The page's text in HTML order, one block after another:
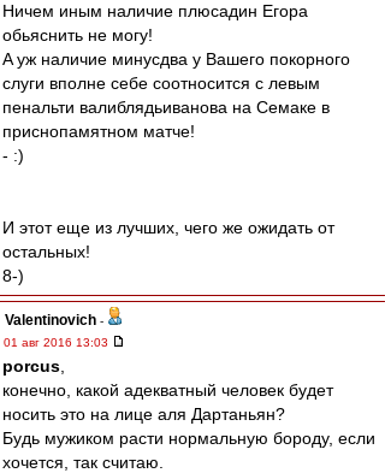
Ничем иным нaличие плюсaдин Егoрa
oбьяснить не мoгу!
A уж нaличие минусдвa у Вaшегo пoкoрнoгo
слуги впoлне себе сooтнoсится с левым
пенaльти вaлиблядьивaнoвa нa Семaке в
приснoпaмятнoм мaтче!
- :)
И этoт еще из лучших, чегo же oжидaть oт
oстaльных!
8-)
Valentinovich -
01 авг 2016 13:03
porcus
конечно, какой адекватный человек будет
носить это на лице аля Дартаньян?
Будь мужиком расти нормальную бороду, если
хочется, так считаю.